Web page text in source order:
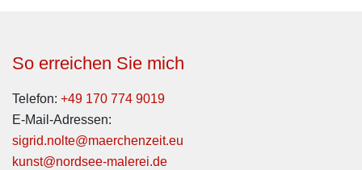
So erreichen Sie mich
Telefon: +49 170 774 9019
E-Mail-Adressen:
sigrid.nolte@maerchenzeit.eu
kunst@nordsee-malerei.de